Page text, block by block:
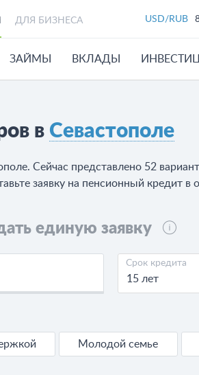
ДЛЯ БИЗНЕСА USD/RUB
ЗАЙМЫ ВКЛАДЫ
в Севастополе
Сейчас представлено 52
заявку на пенсионный кредит в
единую заявку
Срок кредита
15 лет
Молодой семье